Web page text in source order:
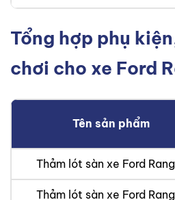
Tổng hợp phụ
chơi cho xe Ford
Tên sản phẩm
Thảm lót sàn xe Ford
Thảm lót sàn xe Ford